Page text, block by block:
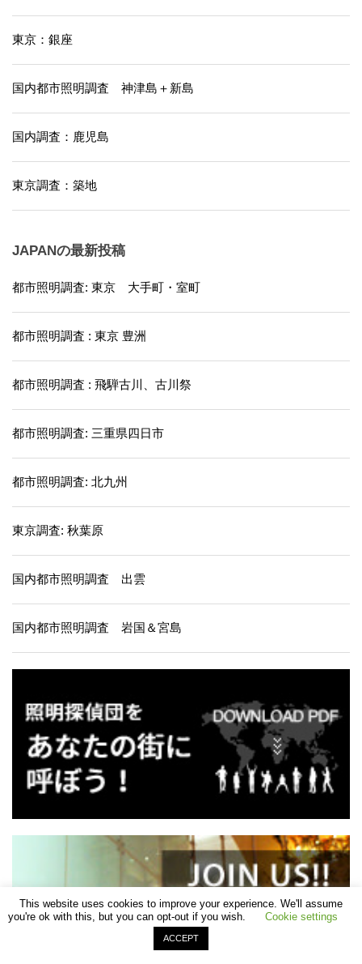
東京：銀座
国内都市照明調査 神津島＋新島
国内調査：鹿児島
東京調査：築地
JAPANの最新投稿
都市照明調査: 東京 大手町・室町
都市照明調査 : 東京 豊洲
都市照明調査 : 飛騨古川、古川祭
都市照明調査: 三重県四日市
都市照明調査: 北九州
東京調査: 秋葉原
国内都市照明調査 出雲
国内都市照明調査 岩国＆宮島
This website uses cookies to improve your experience. We'll assume
you're ok with this, but you can opt-out if you wish.
Cookie settings
ACCEPT